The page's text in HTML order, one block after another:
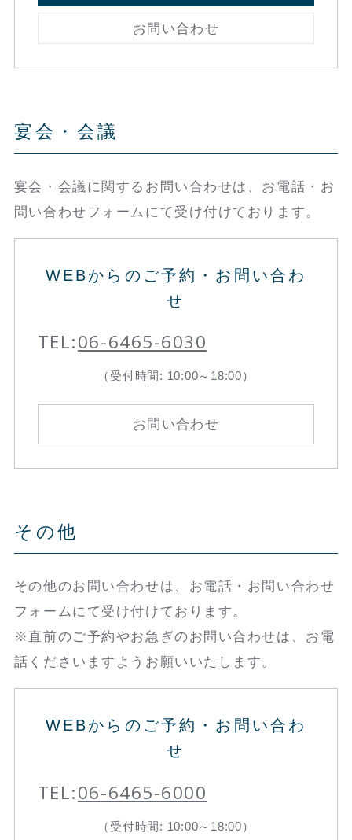
お問い合わせ
宴会・会議
宴会・会議に関するお問い合わせは、お電話・お
問い合わせフォームにて受け付けております。
WEBからのご予約・お問い合わ
せ
TEL:06-6465-6030
（受付時間: 10:00～18:00）
お問い合わせ
その他
その他のお問い合わせは、お電話・お問い合わせ
フォームにて受け付けております。
※直前のご予約やお急ぎのお問い合わせは、お電
話くださいますようお願いいたします。
WEBからのご予約・お問い合わ
せ
TEL:06-6465-6000
（受付時間: 10:00～18:00）